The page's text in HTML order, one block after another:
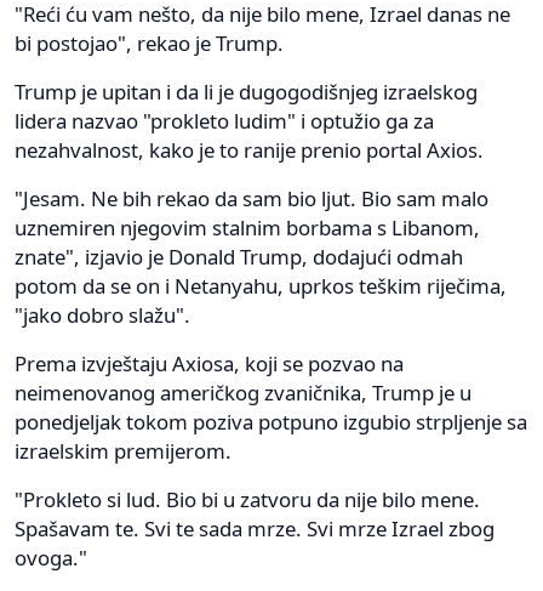
"Reći ću vam nešto, da nije bilo mene, Izrael danas ne
bi postojao", rekao je Trump.
Trump je upitan i da li je dugogodišnjeg izraelskog
lidera nazvao "prokleto ludim" i optužio ga za
nezahvalnost, kako je to ranije prenio portal Axios.
"Jesam. Ne bih rekao da sam bio ljut. Bio sam malo
uznemiren njegovim stalnim borbama s Libanom,
znate", izjavio je Donald Trump, dodajući odmah
potom da se on i Netanyahu, uprkos teškim riječima,
"jako dobro slažu".
Prema izvještaju Axiosa, koji se pozvao na
neimenovanog američkog zvaničnika, Trump je u
ponedjeljak tokom poziva potpuno izgubio strpljenje sa
izraelskim premijerom.
"Prokleto si lud. Bio bi u zatvoru da nije bilo mene.
Spašavam te. Svi te sada mrze. Svi mrze Izrael zbog
ovoga."